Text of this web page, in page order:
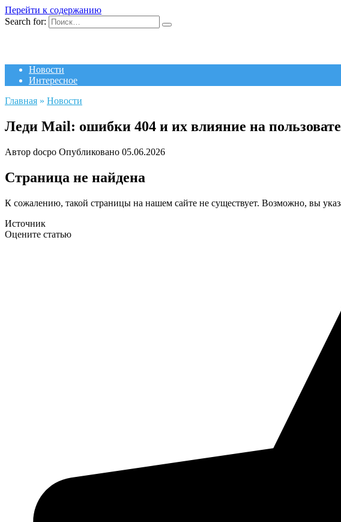
Перейти к содержанию
Search for:
Новости
Интересное
Главная » Новости
Леди Mail: ошибки 404 и их влияние на
Автор docpo Опубликовано 05.06.2026
Страница не найдена
К сожалению, такой страницы на нашем сайте не существует. Возможно, вы
Источник
Оцените статью